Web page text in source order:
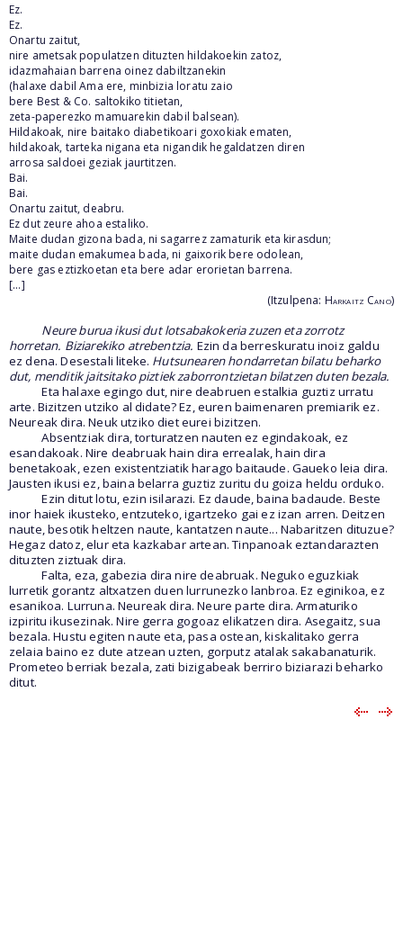
Ez.
Ez.
Onartu zaitut,
nire ametsak populatzen dituzten hildakoekin zatoz,
idazmahaian barrena oinez dabiltzanekin
(halaxe dabil Ama ere, minbizia loratu zaio
bere Best & Co. saltokiko titietan,
zeta-paperezko mamuarekin dabil balsean).
Hildakoak, nire baitako diabetikoari goxokiak ematen,
hildakoak, tarteka nigana eta nigandik hegaldatzen diren
arrosa saldoei geziak jaurtitzen.
Bai.
Bai.
Onartu zaitut, deabru.
Ez dut zeure ahoa estaliko.
Maite dudan gizona bada, ni sagarrez zamaturik eta kirasdun;
maite dudan emakumea bada, ni gaixorik bere odolean,
bere gas eztizkoetan eta bere adar erorietan barrena.
[...]
(Itzulpena: Harkaitz Cano)
Neure burua ikusi dut lotsabakokeria zuzen eta zorrotz
horretan. Biziarekiko atrebentzia. Ezin da berreskuratu inoiz galdu
ez dena. Desestali liteke. Hutsunearen hondarretan bilatu beharko
dut, menditik jaitsitako piztiek zaborrontzietan bilatzen duten bezala.
Eta halaxe egingo dut, nire deabruen estalkia guztiz urratu
arte. Bizitzen utziko al didate? Ez, euren baimenaren premiarik ez.
Neureak dira. Neuk utziko diet eurei bizitzen.
Absentziak dira, torturatzen nauten ez egindakoak, ez
esandakoak. Nire deabruak hain dira errealak, hain dira
benetakoak, ezen existentziatik harago baitaude. Gaueko leia dira.
Jausten ikusi ez, baina belarra guztiz zuritu du goiza heldu orduko.
Ezin ditut lotu, ezin isilarazi. Ez daude, baina badaude. Beste
inor haiek ikusteko, entzuteko, igartzeko gai ez izan arren. Deitzen
naute, besotik heltzen naute, kantatzen naute... Nabaritzen dituzue?
Hegaz datoz, elur eta kazkabar artean. Tinpanoak eztandarazten
dituzten ziztuak dira.
Falta, eza, gabezia dira nire deabruak. Neguko eguzkiak
lurretik gorantz altxatzen duen lurrunezko lanbroa. Ez eginikoa, ez
esanikoa. Lurruna. Neureak dira. Neure parte dira. Armaturiko
izpiritu ikusezinak. Nire gerra gogoaz elikatzen dira. Asegaitz, sua
bezala. Hustu egiten naute eta, pasa ostean, kiskalitako gerra
zelaia baino ez dute atzean uzten, gorputz atalak sakabanaturik.
Prometeo berriak bezala, zati bizigabeak berriro biziarazi beharko
ditut.